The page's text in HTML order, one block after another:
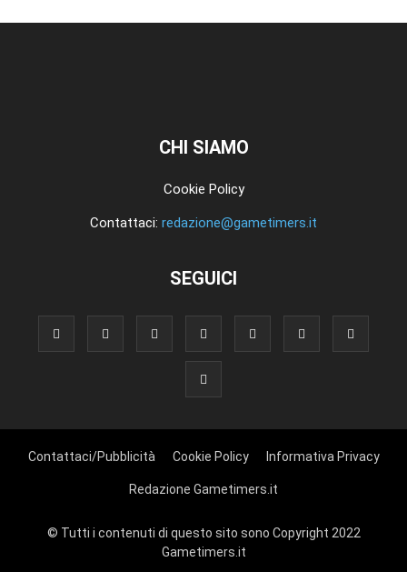
CHI SIAMO
Cookie Policy
Contattaci: redazione@gametimers.it
SEGUICI
Contattaci/Pubblicità Cookie Policy Informativa Privacy
Redazione Gametimers.it
© Tutti i contenuti di questo sito sono Copyright 2022
Gametimers.it